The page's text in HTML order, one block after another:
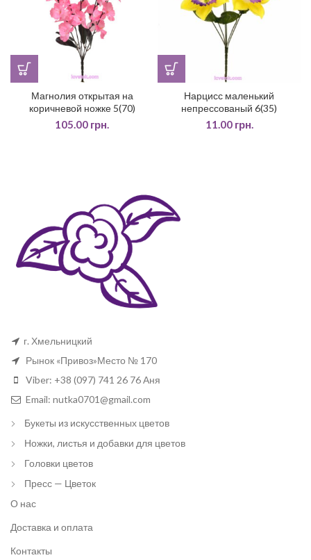
Магнолия открытая на
коричневой ножке 5(70)
105.00 грн.
Нарцисс маленький
непрессованый 6(35)
11.00 грн.
г. Хмельницкий
Рынок «Привоз»Место № 170
Viber: +38 (097) 741 26 76 Аня
Email: nutka0701@gmail.com
Букеты из искусственных цветов
Ножки, листья и добавки для цветов
Головки цветов
Пресс — Цветок
О нас
Доставка и оплата
Контакты